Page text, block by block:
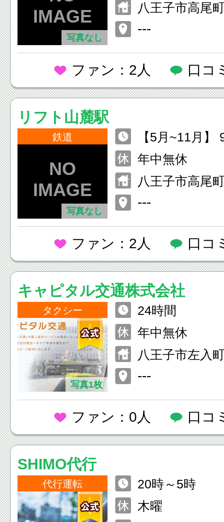
写真なし
運転延長)
八王子市高尾
---
ファン：2人 口コ
リフト山麓駅
鉄道
写真なし
【5月~11月】
【12月~4月】
運転延長)
年中無休
八王子市高尾
---
ファン：2人 口コ
キャピタル交通株式会社
タクシー
写真1枚
24時間
年中無休
八王子市左入
---
ファン：0人 口コ
SHIMO代行
代行運転
20時～5時
木曜